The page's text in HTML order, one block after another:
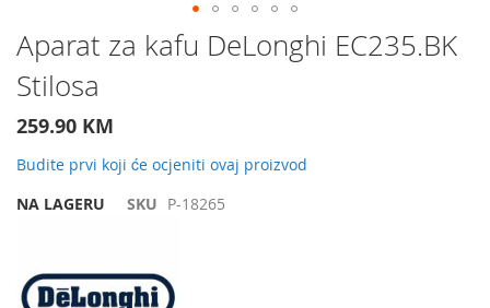
Preskočite
na
početak
galerije
slika
Aparat za kafu DeLonghi EC235.BK
Stilosa
259.90 KM
Budite prvi koji će ocjeniti ovaj proizvod
NA LAGERU
SKU P-18265